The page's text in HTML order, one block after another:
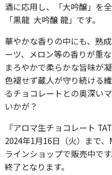
酒に応用し、「大吟醸」を
「黒龍 大吟醸 龍」です。
華やかな香りの中にも、熟
ーツ、メロン等の香りが重
まろやかで柔らかな旨味が
色褪せず蔵人が守り続ける
るチョコレートとの奥深い
いかが？
『アロマ生チョコレート
2024年1月16日（火）まで
ラインショップで販売中で
終了となります。